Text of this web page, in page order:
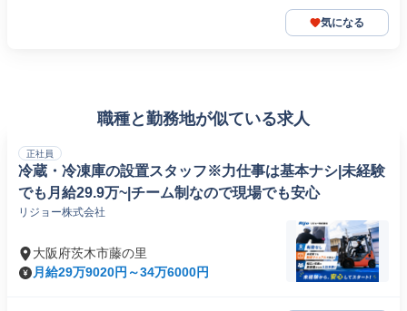
気になる
職種と勤務地が似ている求人
正社員
冷蔵・冷凍庫の設置スタッフ※力仕事は基本ナシ|未経験
でも月給29.9万~|チーム制なので現場でも安心
リジョー株式会社
大阪府茨木市藤の里
月給29万9020円～34万6000円